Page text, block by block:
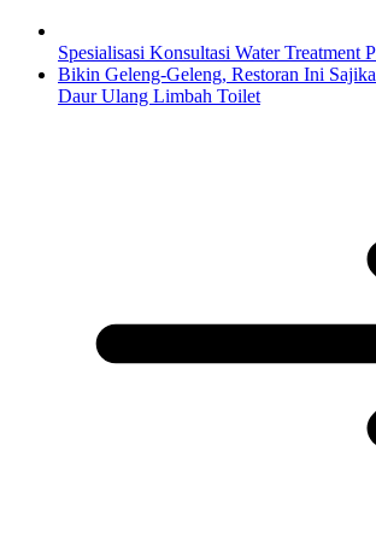
Spesialisasi Konsultasi Water Treatment
Bikin Geleng-Geleng, Restoran Ini
Daur Ulang Limbah Toilet